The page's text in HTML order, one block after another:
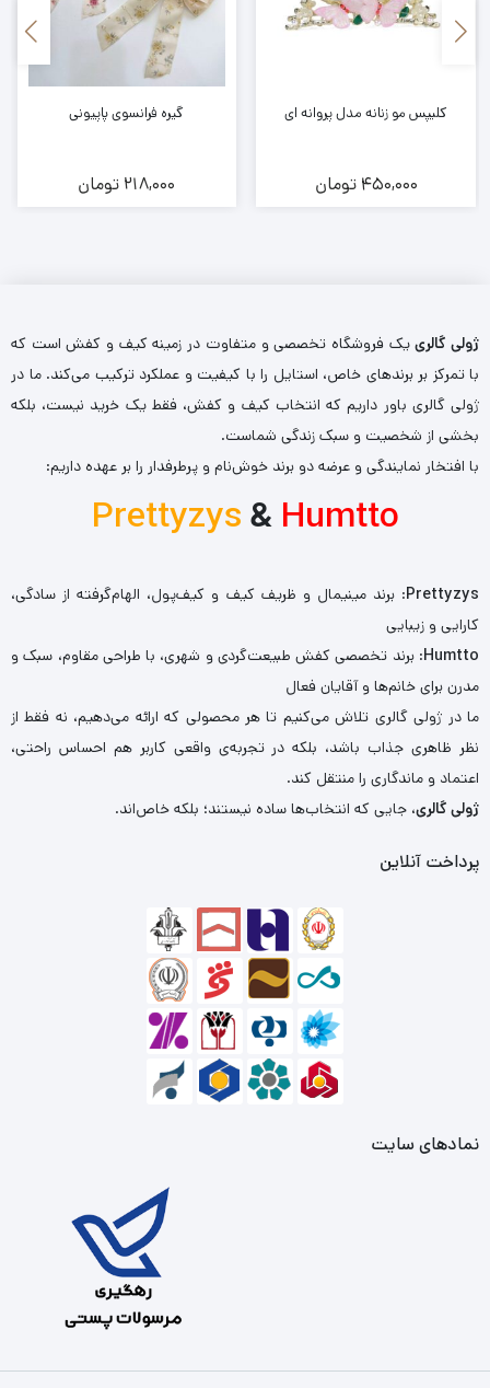
کلیپس مو زنانه مدل پروانه ای
450,000 تومان
گیره فرانسوی پاپیونی
218,000 تومان
ژولی گالرییک فروشگاه تخصصی و متفاوت در زمینه کیف و کفش است که
با تمرکز بر برندهای خاص، استایل را با کیفیت و عملکرد ترکیب می‌کند. ما در
ژولی گالری باور داریم که انتخاب کیف و کفش، فقط یک خرید نیست، بلکه
بخشی از شخصیت و سبک زندگی شماست.
با افتخار نمایندگی و عرضه دو برند خوش‌نام و پرطرفدار را بر عهده داریم:
Prettyzys& Humtto
Prettyzys: برند مینیمال و ظریف کیف و کیف‌پول، الهام‌گرفته از سادگی،
کارایی و زیبایی
Humtto: برند تخصصی کفش طبیعت‌گردی و شهری، با طراحی مقاوم، سبک و
مدرن برای خانم‌ها و آقایان فعال
ما در ژولی گالری تلاش می‌کنیم تا هر محصولی که ارائه می‌دهیم، نه فقط از
نظر ظاهری جذاب باشد، بلکه در تجربه‌ی واقعی کاربر هم احساس راحتی،
اعتماد و ماندگاری را منتقل کند.
ژولی گالری، جایی که انتخاب‌ها ساده نیستند؛ بلکه خاص‌اند.
پرداخت آنلاین
نمادهای سایت